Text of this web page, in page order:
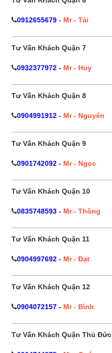
0912655679 - Mr - Tài
Tư Vấn Khách Quận 7
0932377972 - Mr - Huy
Tư Vấn Khách Quận 8
0904991912 - Mr - Nguyên
Tư Vấn Khách Quận 9
0901742092 - Mr - Ngọc
Tư Vấn Khách Quận 10
0835748593 - Mr - Thông
Tư Vấn Khách Quận 11
0904997692 - Mr - Đạt
Tư Vấn Khách Quận 12
0904072157 - Mr - Bình
Tư Vấn Khách Quận Thủ Đức